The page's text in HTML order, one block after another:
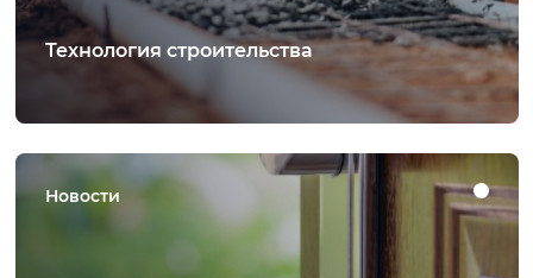
Технология строительства
Новости